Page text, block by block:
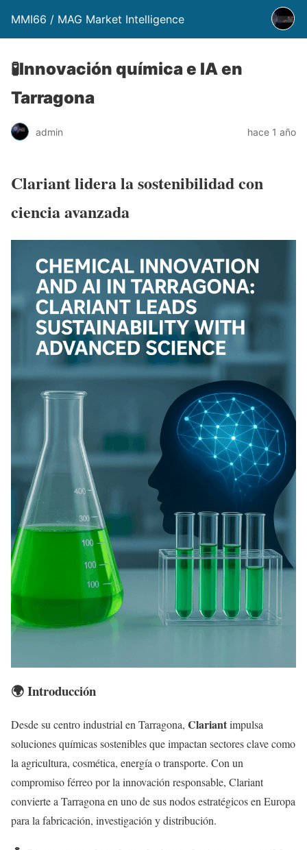
MMI66 / MAG Market Intelligence
🧪Innovación química e IA en
Tarragona
admin hace 1 año
Clariant lidera la sostenibilidad con
ciencia avanzada
🌍 Introducción
Desde su centro industrial en Tarragona, Clariantimpulsa
soluciones químicas sostenibles que impactan sectores clave como
la agricultura, cosmética, energía o transporte. Con un
compromiso férreo por la innovación responsable, Clariant
convierte a Tarragona en uno de sus nodos estratégicos en Europa
para la fabricación, investigación y distribución.